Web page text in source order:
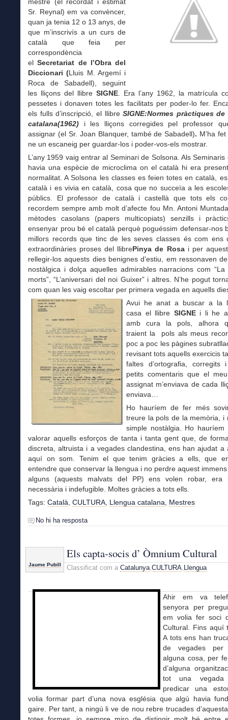
Sr. Reynal) em va convèncer,
quan ja tenia 12 o 13 anys, de
que m’inscrivís a un curs de
català que feia per
correspondència
elSecretariat de l’Obra del
Diccionari (Lluis M. Argemí i
Roca de Sabadell), seguint
les lliçons del llibre SIGNE . Era l’any 1962, la matrícula
pessetes i donaven totes les facilitats per poder-lo fer.
els fulls d’inscripció, el llibreSIGNE:Normes pràctiques de
catalana(1962)
i les lliçons corregides pel professor
assignar (el Sr. Joan Blanquer, també de Sabadell). M’ha
ne un escaneig per guardar-los i poder-vos-els mostrar.
L’any 1959 vaig entrar al Seminari de Solsona. Als Seminaris
havia una espècie de microclima on el català hi era
normalitat. A Solsona les classes es feien totes en català,
català i es vivia en català, cosa que no succeïa a les
públics. El professor de català i castellà que tots els
recordem sempre amb molt d’afecte fou Mn. Antoni
mètodes casolans (papers multicopiats) senzills i
ensenyar prou bé el català perquè poguéssim defensar-nos
millors records que tinc de les seves classes és com ens
extraordinàries proses del llibrePinya de Rosai per
rellegir-los aquests dies benignes d’estiu, em ressonaven
nostàlgica i dolça aquelles admirables narracions com
morts”, “L’aniversari del noi Guixer” i altres. N’he pogut
com quan les vaig escoltar per primera vegada en aquells
Avui he anat a buscar a la
casa el llibre SIGNEi li he
amb cura la pols, alhora
traient la pols als meus
poc a poc les pàgines
revisant tots aquells exercicis
faltes d’ortografia, corregits
petits comentaris que el
assignat m’enviava de cada
enviava…
Ho hauríem de fer més
treure la pols de la memòria, i
simple nostàlgia. Ho
valorar aquells esforços de tanta i tanta gent que, de
discreta, altruista i a vegades clandestina, ens han ajudat a
aquí on som. Tenim el que tenim gràcies a ells, que
entendre que conservar la llengua i no perdre aquest
alguns (aquests malvats del PP) ens volen robar, era
necessària i indefugible. Moltes gràcies a tots ells.
Tags: Català CULTURA Llengua catalana Mestres
No hi ha resposta
Jaume Pubill
Els capta-socis d’ Òmnium Cultural
Classificat com a Catalunya,CULTURA, Llengua
Ahir em va
senyora per
em volia fer soci
Cultural. Fins aquí
A tots ens han
de vegades per
alguna cosa, per
d’alguna
tot una
predicar una
volia formar part d’una nova església que algú havia
gaire. Per tant, a ningú li ve de nou rebre trucades